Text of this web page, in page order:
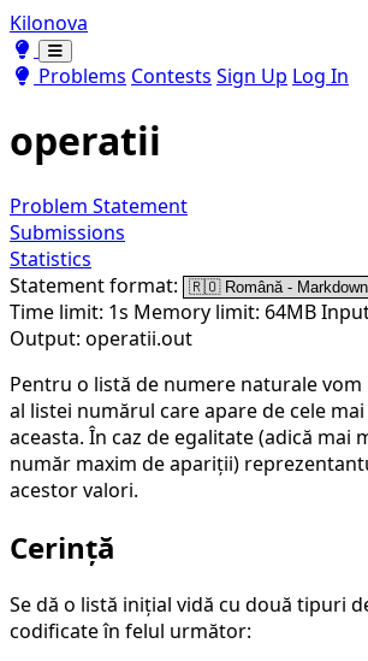
Kilonova
Toggle theme
Toggle theme
Problems Contests Sign Up Log In
operatii
Problem Statement
Submissions
Statistics
Statement format:
Time limit: 1s Memory limit: 64MB
Output: operatii.out
Pentru o listă de numere naturale vom
al listei numărul care apare de cele
aceasta. În caz de egalitate (adică mai
număr maxim de apariții)
acestor valori.
Cerință
Se dă o listă inițial vidă cu două tipuri
codificate în felul următor: